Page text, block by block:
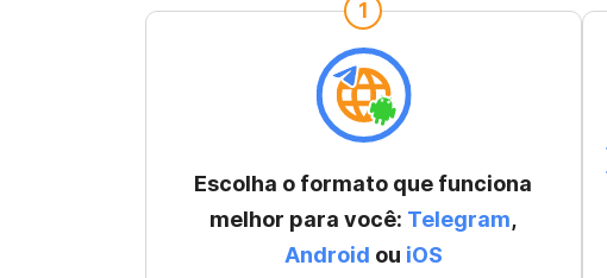
1
Escolha o formato que funciona
melhor para você: Telegram,
Android ou iOS